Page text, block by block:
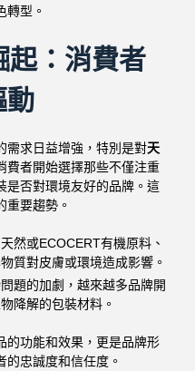
轉型。
起：消費者
動
需求日益增強，特別是對天
費者開始選擇那些不僅注重
是否對環境友好的品牌。這
重要趨勢。
然或ECOCERT有機原料、
質對皮膚或環境造成影響。
題的加劇，越來越多品牌開
降解的包裝材料。
的功能和效果，更是品牌形
忠誠度和信任度。